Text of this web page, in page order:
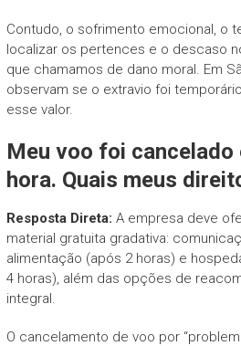
Contudo, o sofrimento emocional, o
localizar os pertences e o descaso
que chamamos de dano moral. Em
observam se o extravio foi
esse valor.
Meu voo foi cancelado
hora. Quais meus
Resposta Direta: A empresa deve
material gratuita gradativa:
alimentação (após 2 horas) e
4 horas), além das opções de
integral.
O cancelamento de voo por